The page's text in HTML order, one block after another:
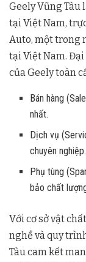
Geely Vũng Tàu
tại Việt Nam,
Auto, một trong
tại Việt Nam.
của Geely toàn
Bán hàng
nhất.
Dịch vụ
chuyên nghiệp.
Phụ tùng
bảo chất
Với cơ sở vật
nghề và quy
Tàu cam kết